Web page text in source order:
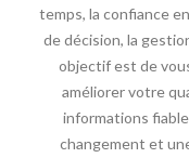
temps, la confiance
de décision, la
objectif est de
améliorer votre
informations
changement et